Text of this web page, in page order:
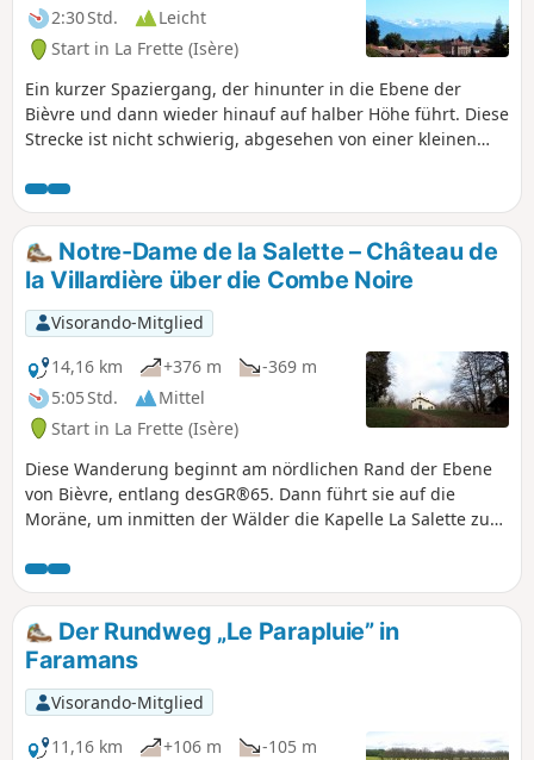
2:30 Std.
Leicht
Start in La Frette (Isère)
Ein kurzer Spaziergang, der hinunter in die Ebene der
Bièvre und dann wieder hinauf auf halber Höhe führt. Diese
Strecke ist nicht schwierig, abgesehen von einer kleinen
Notre-Dame de la Salette – Château de
la Villardière über die Combe Noire
Visorando-Mitglied
14,16 km
+376 m
-369 m
5:05 Std.
Mittel
Start in La Frette (Isère)
Diese Wanderung beginnt am nördlichen Rand der Ebene
von Bièvre, entlang desGR®65. Dann führt sie auf die
Moräne, um inmitten der Wälder die Kapelle La Salette zu
Schloss La Villardière, von wo aus Sie einen schönen Blick
auf die umliegenden Berge haben.
Der Rundweg „Le Parapluie” in
Faramans
Visorando-Mitglied
11,16 km
+106 m
-105 m